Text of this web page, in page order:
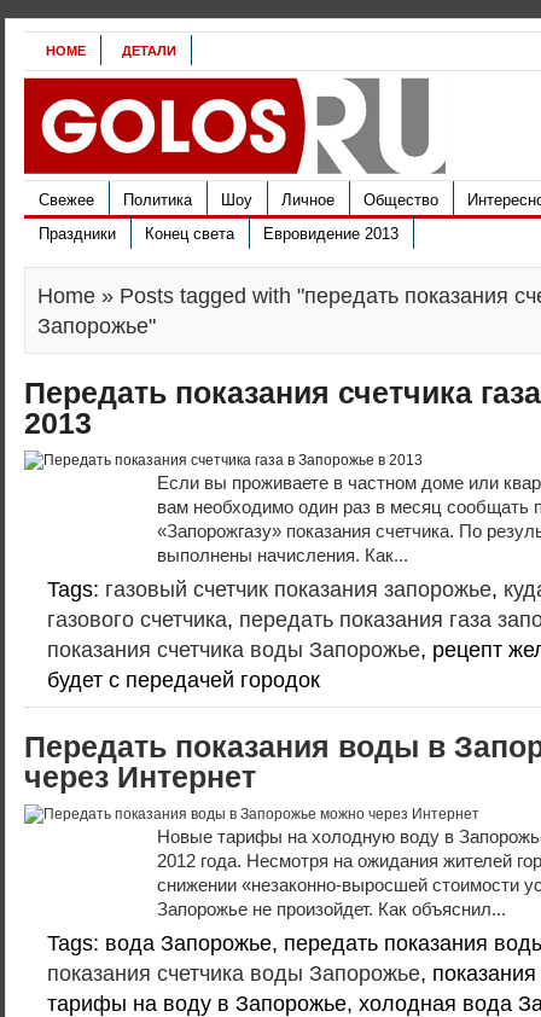
HOME ДЕТАЛИ
Свежее Политика Шоу Личное Общество
Праздники
Конец света Евровидение 2013
Home » Posts tagged with "передать показания
Запорожье"
Передать показания счетчика
2013
Если вы проживаете в частном доме или
вам необходимо один раз в месяц сообщать
«Запорожгазу» показания счетчика. По
выполнены начисления. Как...
Tags: газовый счетчик показания запорожье,
газового счетчика, передать показания газа
показания счетчика воды Запорожье, рецепт
будет с передачей городок
Передать показания воды в
через Интернет
Новые тарифы на холодную воду в
2012 года. Несмотря на ожидания жителей
снижении «незаконно-выросшей стоимости
Запорожье не произойдет. Как объяснил...
Tags: вода Запорожье, передать показания
показания счетчика воды Запорожье,
тарифы на воду в Запорожье, холодная вода